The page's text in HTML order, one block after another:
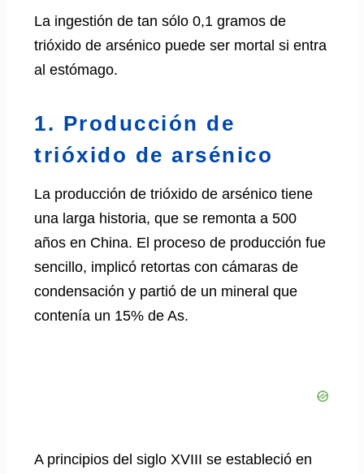
La ingestión de tan sólo 0,1 gramos de
trióxido de arsénico puede ser mortal si entra
al estómago.
1. Producción de
trióxido de arsénico
La producción de trióxido de arsénico tiene
una larga historia, que se remonta a 500
años en China. El proceso de producción fue
sencillo, implicó retortas con cámaras de
condensación y partió de un mineral que
contenía un 15% de As.
A principios del siglo XVIII se estableció en